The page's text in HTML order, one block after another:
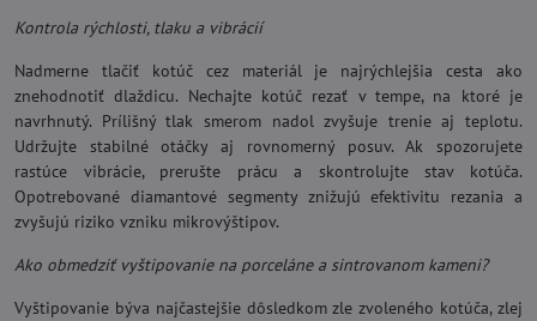
Kontrola rýchlosti, tlaku a vibrácií
Nadmerne tlačiť kotúč cez materiál je najrýchlejšia cesta ako
znehodnotiť dlaždicu. Nechajte kotúč rezať v tempe, na ktoré je
navrhnutý. Prílišný tlak smerom nadol zvyšuje trenie aj teplotu.
Udržujte stabilné otáčky aj rovnomerný posuv. Ak spozorujete
rastúce vibrácie, prerušte prácu a skontrolujte stav kotúča.
Opotrebované diamantové segmenty znižujú efektivitu rezania a
zvyšujú riziko vzniku mikrovýštipov.
Ako obmedziť vyštipovanie na porceláne a sintrovanom kameni?
Vyštipovanie býva najčastejšie dôsledkom zle zvoleného kotúča, zlej